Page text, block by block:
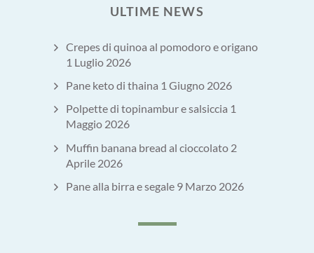
ULTIME NEWS
Crepes di quinoa al pomodoro e origano
1 Luglio 2026
Pane keto di thaina 1 Giugno 2026
Polpette di topinambur e salsiccia 1
Maggio 2026
Muffin banana bread al cioccolato 2
Aprile 2026
Pane alla birra e segale 9 Marzo 2026